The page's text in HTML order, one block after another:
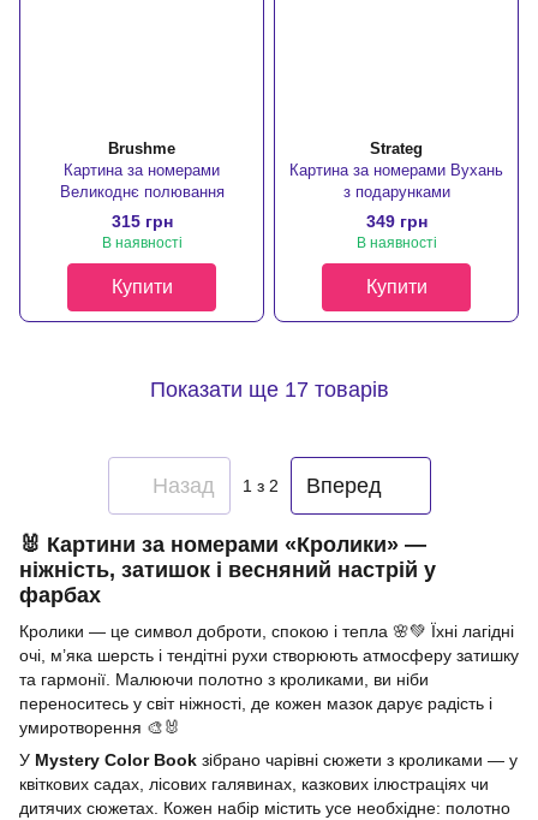
Brushme
Картина за номерами
Великоднє полювання
315 грн
В наявності
Купити
Strateg
Картина за номерами Вухань
з подарунками
349 грн
В наявності
Купити
Показати ще 17 товарів
Назад 1з 2 Вперед
🐰 Картини за номерами «Кролики» —
ніжність, затишок і весняний настрій у
фарбах
Кролики — це символ доброти, спокою і тепла 🌸💚 Їхні лагідні
очі, м’яка шерсть і тендітні рухи створюють атмосферу затишку
та гармонії. Малюючи полотно з кроликами, ви ніби
переноситесь у світ ніжності, де кожен мазок дарує радість і
умиротворення 🎨🐰
У Mystery Color Book зібрано чарівні сюжети з кроликами — у
квіткових садах, лісових галявинах, казкових ілюстраціях чи
дитячих сюжетах. Кожен набір містить усе необхідне: полотно